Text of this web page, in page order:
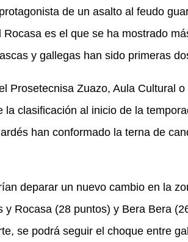
de un asalto al feudo
es el que se ha mostrado
y gallegas han sido primeras
Prosetecnisa Zuazo, Aula Cultural
la clasificación al inicio de la
han conformado la terna de
deparar un nuevo cambio en la
y Rocasa (28 puntos) y Bera Bera
se podrá seguir el choque entre